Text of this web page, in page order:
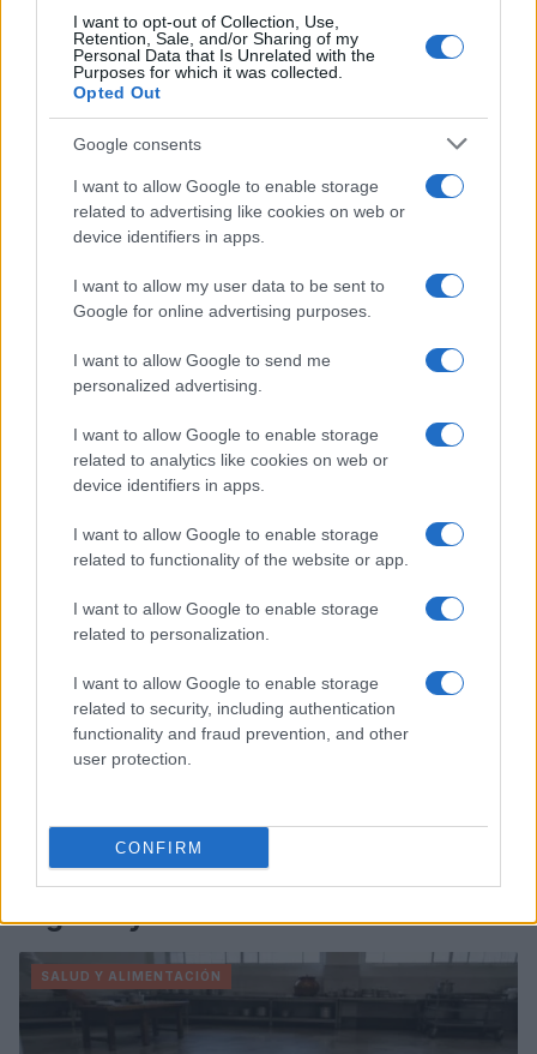
I want to opt-out of Collection, Use,
Retention, Sale, and/or Sharing of my
Personal Data that Is Unrelated with the
Purposes for which it was collected.
Opted Out
Google consents
I want to allow Google to enable storage
related to advertising like cookies on web or
device identifiers in apps.
I want to allow my user data to be sent to
Google for online advertising purposes.
I want to allow Google to send me
personalized advertising.
I want to allow Google to enable storage
related to analytics like cookies on web or
device identifiers in apps.
I want to allow Google to enable storage
related to functionality of the website or app.
I want to allow Google to enable storage
related to personalization.
I want to allow Google to enable storage
related to security, including authentication
functionality and fraud prevention, and other
user protection.
CONFIRM
beneficios y enriquecer la alimentación con color y
textura.
Diego Romero
Diego Romero trabajó en cocinas de Madrid y
Sevilla durante quince años antes de pasar al
periodismo gastronómico. Especializado en
recetas tradicionales reinterpretadas.
Sigue leyendo
SALUD Y ALIMENTACIÓN